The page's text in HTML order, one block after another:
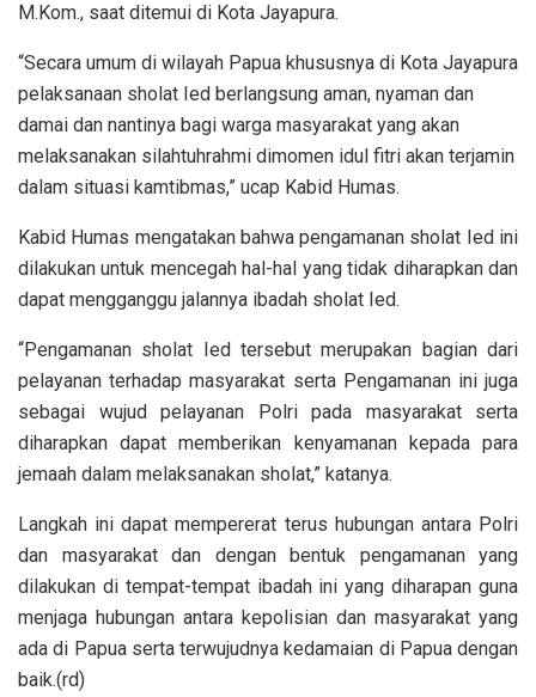
M.Kom., saat ditemui di Kota Jayapura.
“Secara umum di wilayah Papua khususnya di Kota Jayapura
pelaksanaan sholat Ied berlangsung aman, nyaman dan
damai dan nantinya bagi warga masyarakat yang akan
melaksanakan silahtuhrahmi dimomen idul fitri akan terjamin
dalam situasi kamtibmas,” ucap Kabid Humas.
Kabid Humas mengatakan bahwa pengamanan sholat Ied ini
dilakukan untuk mencegah hal-hal yang tidak diharapkan dan
dapat mengganggu jalannya ibadah sholat Ied.
“Pengamanan sholat Ied tersebut merupakan bagian dari
pelayanan terhadap masyarakat serta Pengamanan ini juga
sebagai wujud pelayanan Polri pada masyarakat serta
diharapkan dapat memberikan kenyamanan kepada para
jemaah dalam melaksanakan sholat,” katanya.
Langkah ini dapat mempererat terus hubungan antara Polri
dan masyarakat dan dengan bentuk pengamanan yang
dilakukan di tempat-tempat ibadah ini yang diharapan guna
menjaga hubungan antara kepolisian dan masyarakat yang
ada di Papua serta terwujudnya kedamaian di Papua dengan
baik.(rd)